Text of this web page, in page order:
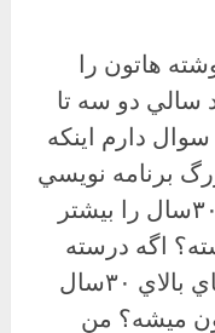
نوشته هاتون را
سالي دو سه تا
دارم اينكه
برنامه نويسي
برنامه نويس زير ٣٠سال را بيشتر
اگه درسته
پس برنامه نويسهاي بالاي ٣٠سال
ميشه؟ من